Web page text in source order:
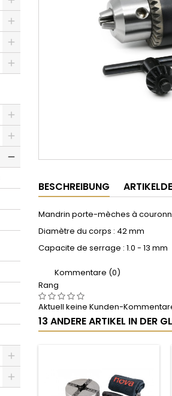
Toggle
BESCHREIBUNG
Mandrin porte-mèches à
Diamètre du corps : 42 mm
Capacite de serrage : 1.0 - 13 mm
Kommentare (0)
Rang
Aktuell keine Kunden-
13 ANDERE ARTIKEL IN DER